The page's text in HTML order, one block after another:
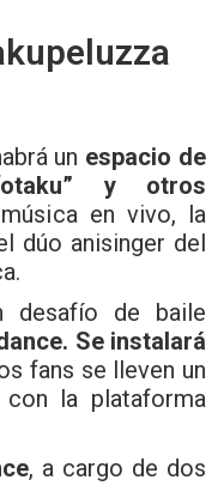
un espacio de
y otros
en vivo, la
dúo anisinger del
desafío de baile
Se instalará
fans se lleven un
con la plataforma
, a cargo de dos